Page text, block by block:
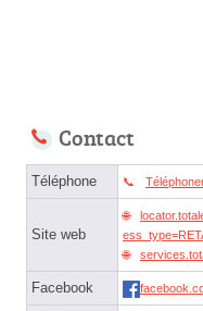
Contact
Téléphone
Site web
Facebook